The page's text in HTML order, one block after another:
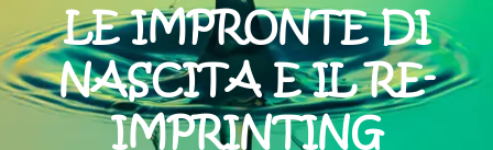
LE IMPRONTE DI
NASCITA E IL RE-
IMPRINTING